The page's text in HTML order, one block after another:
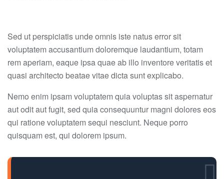
Sed ut perspiciatis unde omnis iste natus error sit
voluptatem accusantium doloremque laudantium, totam
rem aperiam, eaque ipsa quae ab illo inventore veritatis et
quasi architecto beatae vitae dicta sunt explicabo.
Nemo enim ipsam voluptatem quia voluptas sit aspernatur
aut odit aut fugit, sed quia consequuntur magni dolores eos
qui ratione voluptatem sequi nesciunt. Neque porro
quisquam est, qui dolorem ipsum.